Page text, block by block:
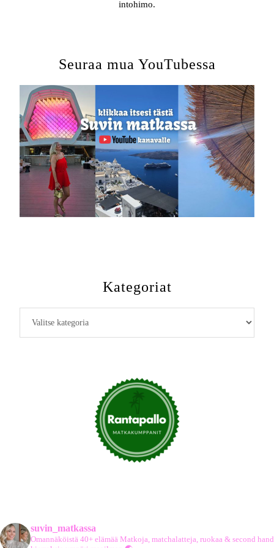
intohimo.
Seuraa mua YouTubessa
Kategoriat
suvin_matkassa
Omannäköistä 40+ elämää Matkoja, matchalatteja, ruokaa & second hand